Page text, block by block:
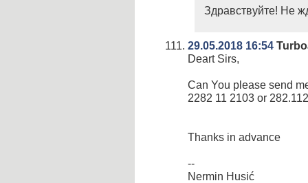
Здравствуйте! Не
29.05.2018 16:54
Deart Sirs,
Can You please send
2282 11 2103 or
Thanks in advance
--
Nermin Husić